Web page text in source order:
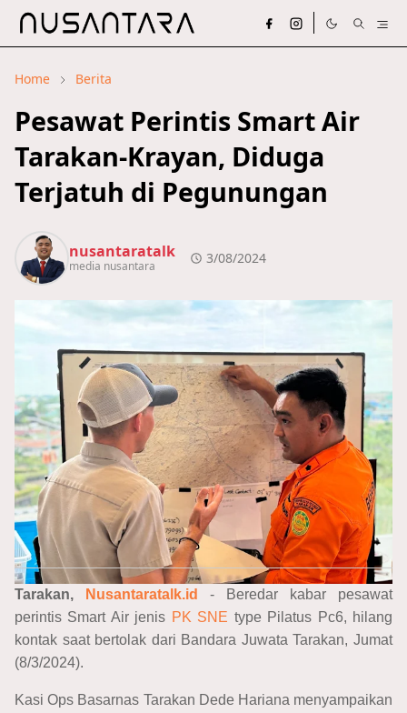
Home Berita
Pesawat Perintis Smart Air
Tarakan-Krayan, Diduga
Terjatuh di Pegunungan
nusantaratalk
media nusantara 3/08/2024
Tarakan, Nusantaratalk.id
- Beredar kabar pesawat
perintis Smart Air jenis PK SNE type Pilatus Pc6, hilang
kontak saat bertolak dari Bandara Juwata Tarakan, Jumat
(8/3/2024).
Kasi Ops Basarnas Tarakan Dede Hariana menyampaikan